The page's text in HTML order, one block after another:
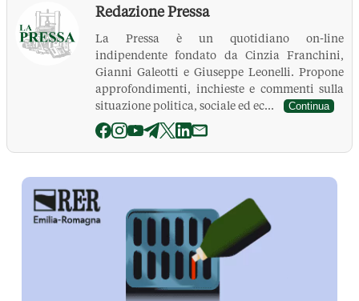
Redazione Pressa
La Pressa è un quotidiano on-line
indipendente fondato da Cinzia Franchini,
Gianni Galeotti e Giuseppe Leonelli. Propone
approfondimenti, inchieste e commenti sulla
situazione politica, sociale ed ec...
Continua
La Pressa